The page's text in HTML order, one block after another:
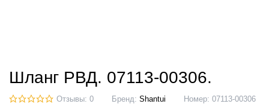
Шланг РВД. 07113-00306.
Отзывы: 0 Бренд: Shantui Номер: 07113-00306